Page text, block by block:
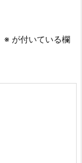
※ が付いている欄